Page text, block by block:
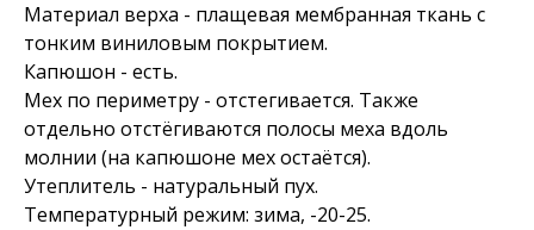
Материал верха - плащевая мембранная ткань с
тонким виниловым покрытием.
Капюшон - есть.
Мех по периметру - отстегивается. Также
отдельно отстёгиваются полосы меха вдоль
молнии (на капюшоне мех остаётся).
Утеплитель - натуральный пух.
Температурный режим: зима, -20-25.